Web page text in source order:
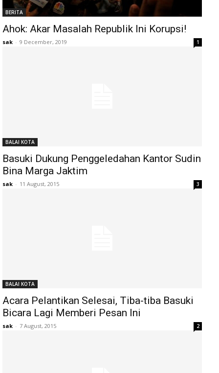
BERITA
Ahok: Akar Masalah Republik Ini Korupsi!
sak - 9 December, 2019 1
BALAI KOTA
Basuki Dukung Penggeledahan Kantor Sudin
Bina Marga Jaktim
sak - 11 August, 2015 3
BALAI KOTA
Acara Pelantikan Selesai, Tiba-tiba Basuki
Bicara Lagi Memberi Pesan Ini
sak - 7 August, 2015 2